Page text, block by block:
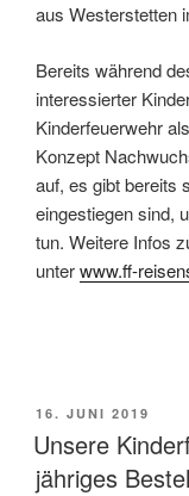
aus Westerstetten
Bereits während
interessierter
Kinderfeuerwehr
Konzept
auf, es gibt bereits
eingestiegen sind,
tun. Weitere Infos
unterwww.ff-
VERÖFFENTLICHT
AM
16. JUNI 2019
Unsere
jähriges